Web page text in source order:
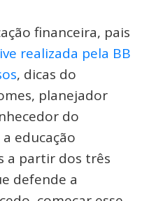
financeira, pais
realizada pela BB
, dicas do
planejador
do
educação
a partir dos três
defende a